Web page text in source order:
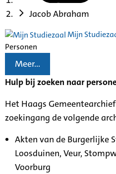
Jacob Abraham
Mijn
Personen
Meer...
Hulp bij zoeken naar
Het Haags
zoekingang de volgende
Akten van de Burgerlijke
Loosduinen, Veur,
Voorburg